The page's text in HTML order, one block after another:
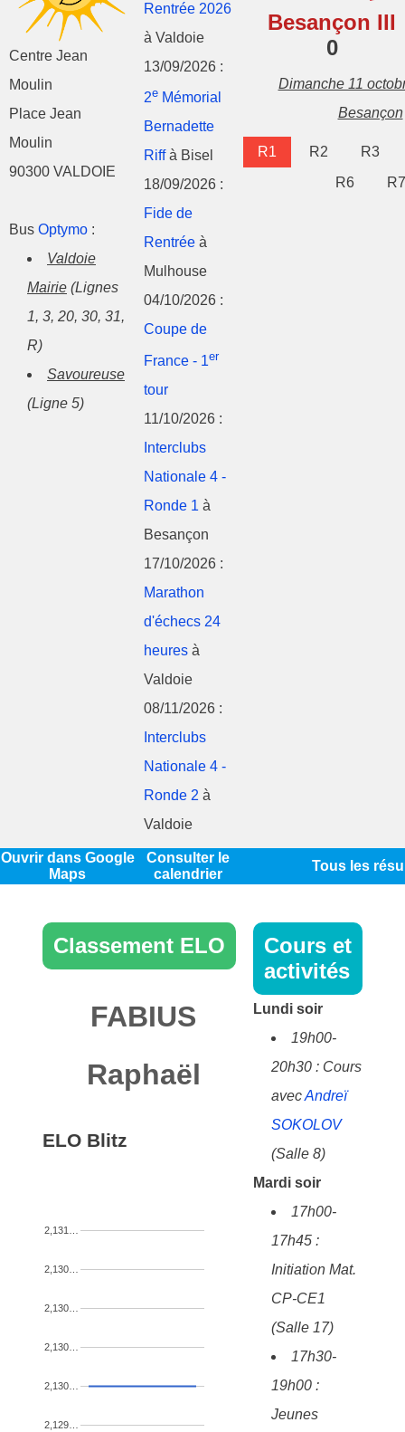
Centre Jean
Moulin
Place Jean
Moulin
90300 VALDOIE
Bus Optymo :
Valdoie
Mairie (Lignes
1, 3, 20, 30, 31,
R)
Savoureuse
(Ligne 5)
Rentrée 2026
à Valdoie
13/09/2026 :
2e Mémorial
Bernadette
Riffà Bisel
18/09/2026 :
Fide de
Rentrée à
Mulhouse
04/10/2026 :
Coupe de
France - 1er
tour
11/10/2026 :
Interclubs
Nationale 4 -
Ronde 1 à
Besançon
17/10/2026 :
Marathon
d'échecs 24
heures à
Valdoie
08/11/2026 :
Interclubs
Nationale 4 -
Ronde 2 à
Valdoie
Besançon III
0
Dimanche 11
Besançon
R1 R2
R3
R6
R7
Ouvrir dans Google
Maps
Consulter le
calendrier
Tous les
Classement ELO
FABIUS
Raphaël
ELO Blitz
2,129…
2,130…
2,130…
2,130…
2,130…
2,131…
Cours et
activités
Lundi soir
19h00-
20h30 : Cours
avecAndreï
SOKOLOV
(Salle 8)
Mardi soir
17h00-
17h45 :
Initiation Mat.
CP-CE1
(Salle 17)
17h30-
19h00 :
Jeunes